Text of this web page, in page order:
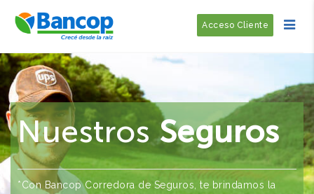
Acceso Cliente
NuestrosSeguros
*Con Bancop Corredora de Seguros, te brindamos la